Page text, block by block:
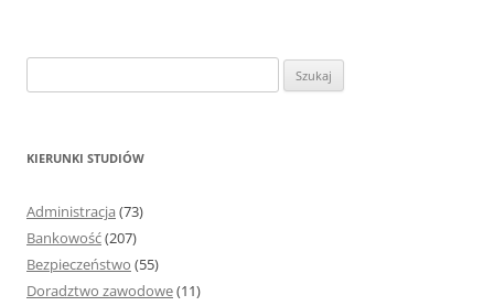
z
KIERUNKI STUDIÓW
Administracja (73)
Bankowość(207)
Bezpieczeństwo (55)
Doradztwo zawodowe(11)